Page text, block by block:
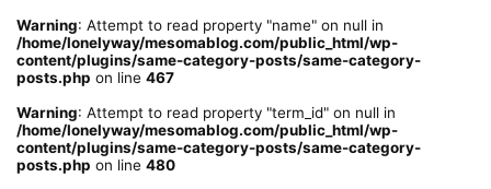
Warning: Attempt to read property "name" on null in
/home/lonelyway/mesomablog.com/public_html/wp-
content/plugins/same-category-posts/same-category-
posts.php on line 467
Warning: Attempt to read property "term_id" on null in
/home/lonelyway/mesomablog.com/public_html/wp-
content/plugins/same-category-posts/same-category-
posts.php on line 480